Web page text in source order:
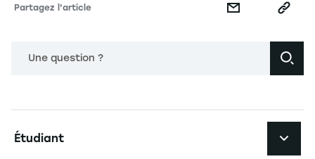
Partagez l'article
Une question ?
Étudiant